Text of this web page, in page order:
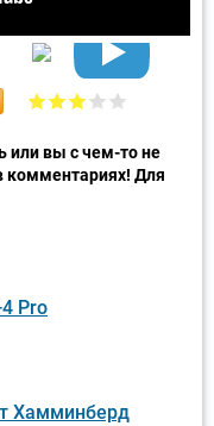
или вы с чем-то не
комментариях! Для
Pro
Хамминберд